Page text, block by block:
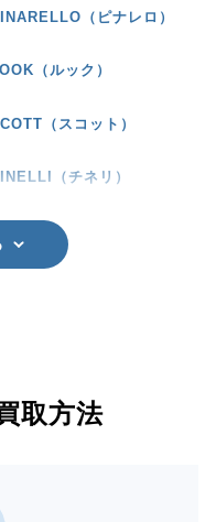
（ピナレロ）
（ルック）
（スコット）
（チネリ）
取方法